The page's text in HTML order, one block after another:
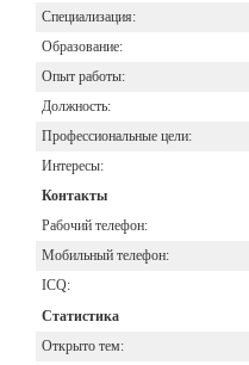
Специализация:
Образование:
Опыт работы:
Должность:
Профессиональные цели:
Интересы:
Контакты
Рабочий телефон:
Мобильный телефон:
ICQ:
Статистика
Открыто тем: